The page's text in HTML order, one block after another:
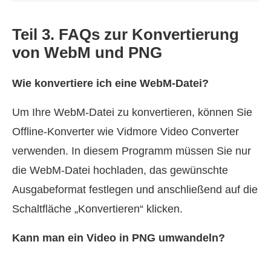
Teil 3. FAQs zur Konvertierung
von WebM und PNG
Wie konvertiere ich eine WebM‑Datei?
Um Ihre WebM-Datei zu konvertieren, können Sie
Offline-Konverter wie Vidmore Video Converter
verwenden. In diesem Programm müssen Sie nur
die WebM-Datei hochladen, das gewünschte
Ausgabeformat festlegen und anschließend auf die
Schaltfläche „Konvertieren“ klicken.
Kann man ein Video in PNG umwandeln?